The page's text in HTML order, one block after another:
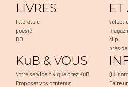
LIVRES
littérature
poésie
BD
ET
clip
près
KuB & VOUS
Votre service civique chez KuB
Proposez vos contenus
Qui
Faire